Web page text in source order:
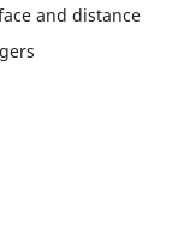
and distance